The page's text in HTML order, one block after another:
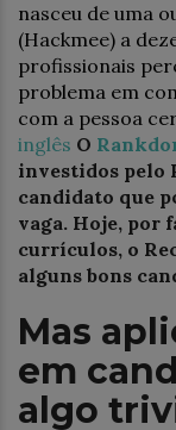
nasceu de uma
(Hackmee) a
profissionais
problema em
com a pessoa
inglês O
investidos pelo
candidato que
vaga. Hoje, por
currículos, o
alguns bons
Mas
em
algo